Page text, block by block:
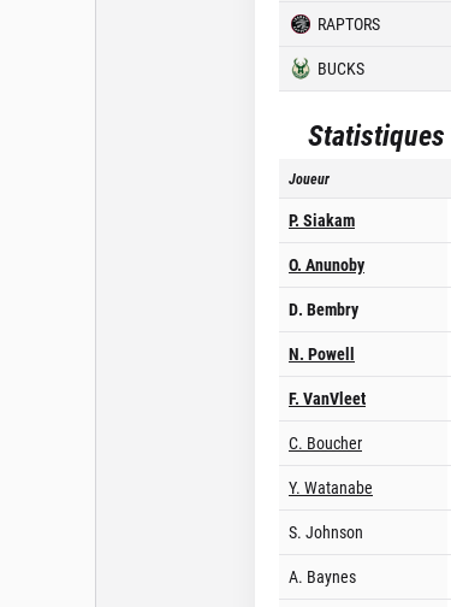
RAPTORS
BUCKS
Statistiques
Joueur
P. Siakam
O. Anunoby
D. Bembry
N. Powell
F. VanVleet
C. Boucher
Y. Watanabe
S. Johnson
A. Baynes